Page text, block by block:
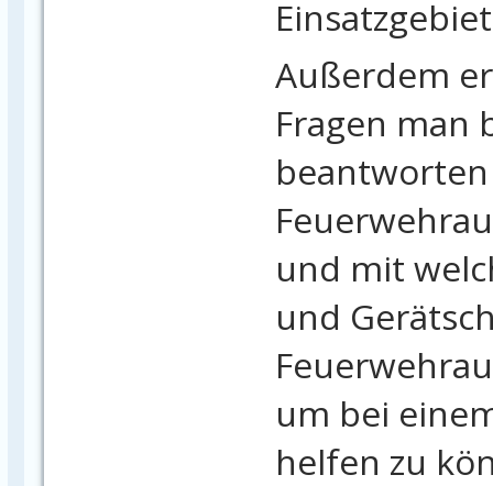
Außerdem
Fragen man
beantworten
und mit
und
um bei
helfen zu